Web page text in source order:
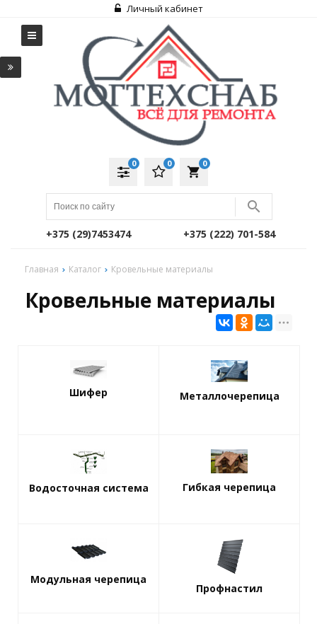
Личный кабинет
local_grocery_store
0
0
0
+375 (29)7453474 +375 (222) 701-584
Главная Каталог Кровельные материалы
Кровельные материалы
Шифер Металлочерепица
Водосточная система Гибкая черепица
Модульная черепица
Профнастил